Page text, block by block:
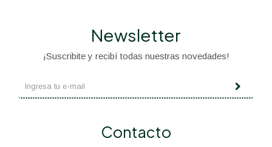
Contacto
Newsletter
¡Suscribite y recibí todas nuestras novedades!